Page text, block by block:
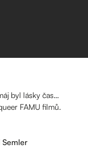
byl lásky čas…
FAMU filmů.
Semler